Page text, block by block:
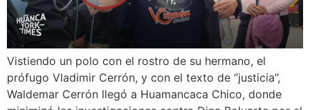
Vistiendo un polo con el rostro de su hermano, el
prófugo Vladimir Cerrón, y con el texto de “justicia”,
Waldemar Cerrón llegó a Huamancaca Chico, donde